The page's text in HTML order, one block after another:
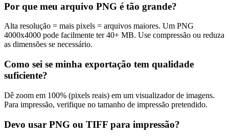
Por que meu arquivo PNG é tão grande?
Alta resolução = mais pixels = arquivos maiores. Um PNG
4000x4000 pode facilmente ter 40+ MB. Use compressão ou reduza
as dimensões se necessário.
Como sei se minha exportação tem qualidade
suficiente?
Dê zoom em 100% (pixels reais) em um visualizador de imagens.
Para impressão, verifique no tamanho de impressão pretendido.
Devo usar PNG ou TIFF para impressão?